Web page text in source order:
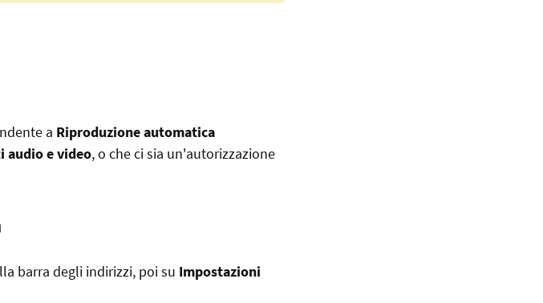
a Riproduzione automatica
audio e video, o che ci sia un'autorizzazione
barra degli indirizzi, poi su Impostazioni